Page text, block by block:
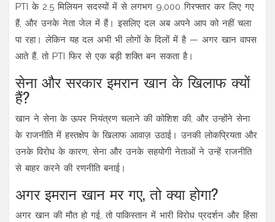
PTI के 2.5 मिलियन सदस्यों में से लगभग 9,000 गिरफ्तार कर लिए गए
हैं, और उनके नेता जेल में हैं। इसलिए दल अब अपने आप को नहीं चला
पा रहा। लेकिन यह दल अभी भी लोगों के दिलों में है — अगर खान वापस
आते हैं, तो PTI फिर से एक बड़ी शक्ति बन सकता है।
सेना और सरकार इमरान खान के खिलाफ क्यों
हैं?
खान ने सेना के ऊपर नियंत्रण चलाने की कोशिश की, और उन्होंने सेना
के राजनीति में हस्तक्षेप के खिलाफ आवाज़ उठाई। उनकी लोकप्रियता और
उनके विरोध के कारण, सेना और उनके सहयोगी नेताओं ने उन्हें राजनीति
से बाहर करने की रणनीति बनाई।
अगर इमरान खान मर गए, तो क्या होगा?
अगर खान की मौत हो गई, तो पाकिस्तान में भारी विरोध प्रदर्शन और हिंसा